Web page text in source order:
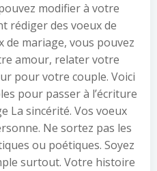
modifier à votre
rédiger des voeux de
de mariage, vous pouvez
amour, relater votre
pour votre couple. Voici
pour passer à l’écriture
La sincérité. Vos voeux
Ne sortez pas les
ou poétiques. Soyez
surtout. Votre histoire